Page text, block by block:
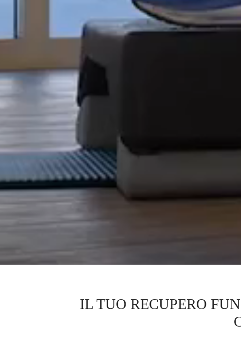
IL TUO RECUPERO